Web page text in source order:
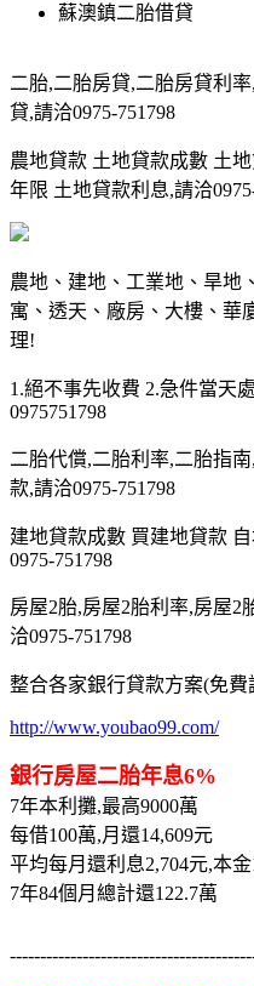
蘇澳鎮二胎借貸
二胎,二胎房貸,二胎房貸利
貸,請洽0975-751798
農地貸款 土地貸款成數 土
年限 土地貸款利息,請洽
農地、建地、工業地、旱地
寓、透天、廠房、大樓、華
理!
1.絕不事先收費 2.急件當天
0975751798
二胎代償,二胎利率,二胎指
款,請洽0975-751798
建地貸款成數 買建地貸款
0975-751798
房屋2胎,房屋2胎利率,房屋2
洽0975-751798
整合各家銀行貸款方案(免費
http://www.youbao99.com/
銀行房屋二胎年息6%
7年本利攤,最高9000萬
每借100萬,月還14,609元
平均每月還利息2,704元,本金
7年84個月總計還122.7萬